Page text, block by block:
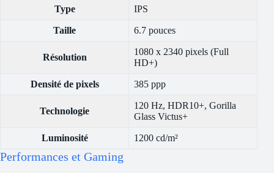
Type IPS
Taille 6.7 pouces
Résolution
1080 x 2340 pixels (Full
HD+)
Densité de pixels 385 ppp
Technologie
120 Hz, HDR10+, Gorilla
Glass Victus+
Luminosité 1200 cd/m²
Performances et Gaming